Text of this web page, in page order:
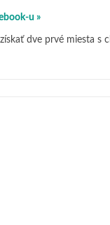
u »
dve prvé miesta s